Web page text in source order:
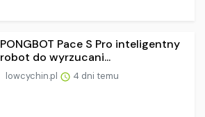
PONGBOT Pace S Pro inteligentny
robot do wyrzucani...
lowcychin.pl 4 dni temu